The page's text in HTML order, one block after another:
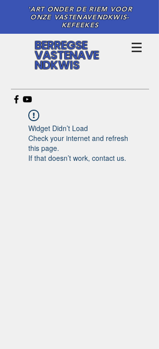
'ART ONDER DE RIEM VOOR
ONZE VASTENAVENDKWIS-
KEFEEKES
BERREGSE
VASTENAVE
NDKWIS
Widget Didn’t Load
Check your internet and refresh
this page.
If that doesn’t work, contact us.